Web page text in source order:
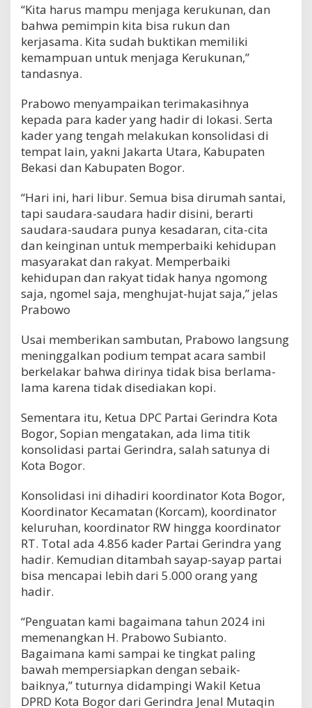
“Kita harus mampu menjaga kerukunan, dan
bahwa pemimpin kita bisa rukun dan
kerjasama. Kita sudah buktikan memiliki
kemampuan untuk menjaga Kerukunan,”
tandasnya.
Prabowo menyampaikan terimakasihnya
kepada para kader yang hadir di lokasi. Serta
kader yang tengah melakukan konsolidasi di
tempat lain, yakni Jakarta Utara, Kabupaten
Bekasi dan Kabupaten Bogor.
“Hari ini, hari libur. Semua bisa dirumah santai,
tapi saudara-saudara hadir disini, berarti
saudara-saudara punya kesadaran, cita-cita
dan keinginan untuk memperbaiki kehidupan
masyarakat dan rakyat. Memperbaiki
kehidupan dan rakyat tidak hanya ngomong
saja, ngomel saja, menghujat-hujat saja,” jelas
Prabowo
Usai memberikan sambutan, Prabowo langsung
meninggalkan podium tempat acara sambil
berkelakar bahwa dirinya tidak bisa berlama-
lama karena tidak disediakan kopi.
Sementara itu, Ketua DPC Partai Gerindra Kota
Bogor, Sopian mengatakan, ada lima titik
konsolidasi partai Gerindra, salah satunya di
Kota Bogor.
Konsolidasi ini dihadiri koordinator Kota Bogor,
Koordinator Kecamatan (Korcam), koordinator
keluruhan, koordinator RW hingga koordinator
RT. Total ada 4.856 kader Partai Gerindra yang
hadir. Kemudian ditambah sayap-sayap partai
bisa mencapai lebih dari 5.000 orang yang
hadir.
“Penguatan kami bagaimana tahun 2024 ini
memenangkan H. Prabowo Subianto.
Bagaimana kami sampai ke tingkat paling
bawah mempersiapkan dengan sebaik-
baiknya,” tuturnya didampingi Wakil Ketua
DPRD Kota Bogor dari Gerindra Jenal Mutaqin